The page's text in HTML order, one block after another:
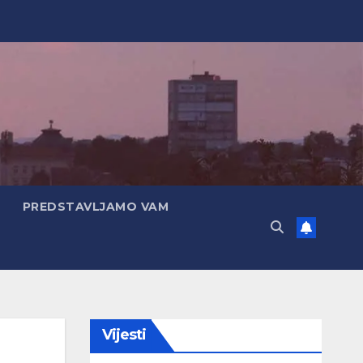
PREDSTAVLJAMO VAM
Vijesti